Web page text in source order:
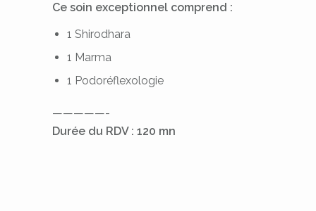
Ce soin exceptionnel comprend :
1 Shirodhara
1 Marma
1 Podoréflexologie
—————-
Durée du RDV : 120 mn